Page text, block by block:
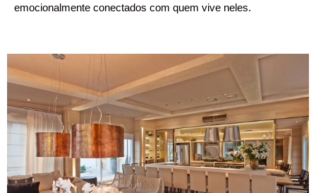
emocionalmente conectados com quem vive neles.